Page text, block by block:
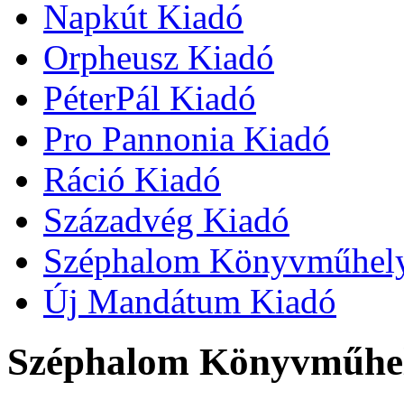
Napkút Kiadó
Orpheusz Kiadó
PéterPál Kiadó
Pro Pannonia Kiadó
Ráció Kiadó
Századvég Kiadó
Széphalom
Új Mandátum Kiadó
Széphalom